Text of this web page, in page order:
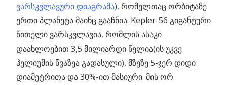
ვარსკვლავური დიაგრამა), რომელთაც ორბიტაზე
ერთი პლანეტა მაინც გააჩნია. Kepler-56 გიგანტური
წითელი ვარსკვლავია, რომლის ასაკი
დაახლოებით 3,5 მილიარდი წელია(ის უკვე
ჰელიუმის წვაზეა გადასული), მზეზე 5-ჯერ დიდი
დიამეტრითა და 30%-ით მასიური. მის ორ